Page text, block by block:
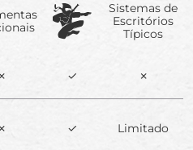
Sistemas de
Escritórios
Típicos
✗ ✓ ✗
✗ ✓ Limitado